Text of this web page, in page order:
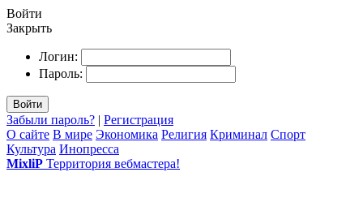
Войти
Закрыть
Логин:
Пароль:
Войти
Забыли пароль? | Регистрация
О сайте В мире Экономика Религия Криминал Спорт
Культура Инопресса
MixliP Территория вебмастера!